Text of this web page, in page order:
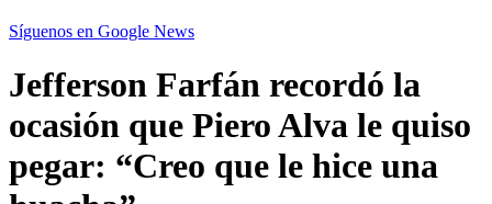
Síguenos en Google News
Jefferson Farfán recordó la
ocasión que Piero Alva le quiso
pegar: “Creo que le hice una